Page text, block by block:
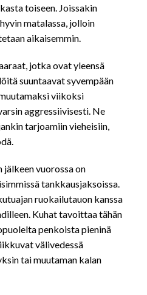
toiseen. Joissakin
matalassa, jolloin
aikaisemmin.
jotka ovat yleensä
suuntaavat syvempään
viikoksi
aggressiivisesti. Ne
tarjoamiin vieheisiin,
vuorossa on
tankkausjaksoissa.
ruokailutauon kanssa
Kuhat tavoittaa tähän
penkoista pieninä
välivedessä
tai muutaman kalan